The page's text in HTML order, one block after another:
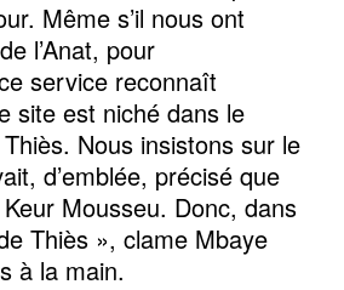
Même s’il nous ont
l’Anat, pour
service reconnaît
site est niché dans le
Nous insistons sur le
d’emblée, précisé que
Mousseu. Donc, dans
Thiès », clame Mbaye
à la main.